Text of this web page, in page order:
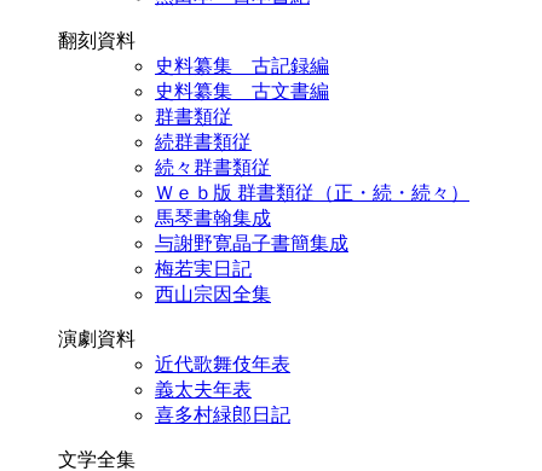
翻刻資料
史料纂集 古記録編
史料纂集 古文書編
群書類従
続群書類従
続々群書類従
Ｗｅｂ版 群書類従（正・続・続々）
馬琴書翰集成
与謝野寛晶子書簡集成
梅若実日記
西山宗因全集
演劇資料
近代歌舞伎年表
義太夫年表
喜多村緑郎日記
文学全集